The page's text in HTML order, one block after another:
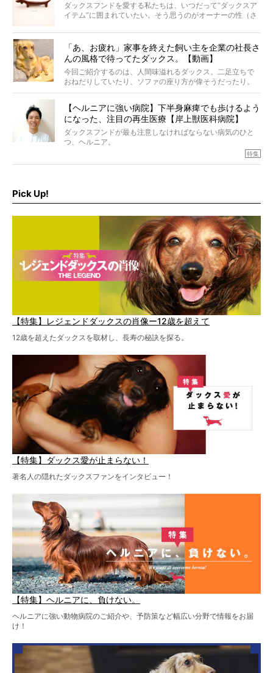
ダックスフンドを愛する私たちは、いつだって“ダックスア
イテム”に囲まれていたい。そう思うのがオーナーの性（さ
ムをご紹介。
「あ、お疲れ」家事を終えた飼い主を企業の社長さ
んの風格で待ってたダックス。【動画】
今回ご紹介するのは、人間味溢れるダックス。二足立ちで
おねだりしていたり、ソファの座り方が偉そうだったり。
今にも言葉を発しそうなダックスの姿は、もう人間にしか
【ヘルニアに強い病院】下半身麻痺でも歩けるよう
になった、注目の再生医療【岸上獣医科病院】
ダックスフンドが最も注意しなければならない病気のひと
つ、ヘルニア。
特集『ヘルニアに、負けない』では、ヘルニアに強い動物
を点滴投与する治療により、歩けなかった子が投与37日で
特集
Pick Up!
【特集】レジェンドダックスの肖像ー12歳を超えて
12歳を超えたダックスを取材し、長寿の秘訣を探る。
【特集】ダックス愛が止まらない！
著名人の隠れたダックスファンをインタビュー！
【特集】ヘルニアに、負けない。
ヘルニアに強い動物病院のご紹介や、予防策など幅広い分野で情報をお届
け！